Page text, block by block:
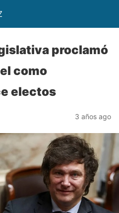
proclamó
como
electos
3 años ago